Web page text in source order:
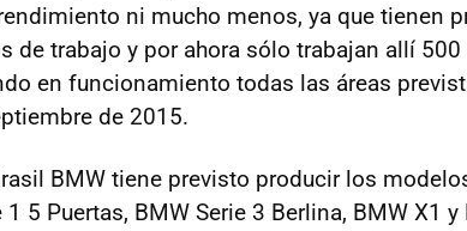
ni mucho menos, ya que tienen
de trabajo y por ahora sólo trabajan allí 500
en funcionamiento todas las áreas
de 2015.
BMW tiene previsto producir los
5 Puertas, BMW Serie 3 Berlina, BMW X1